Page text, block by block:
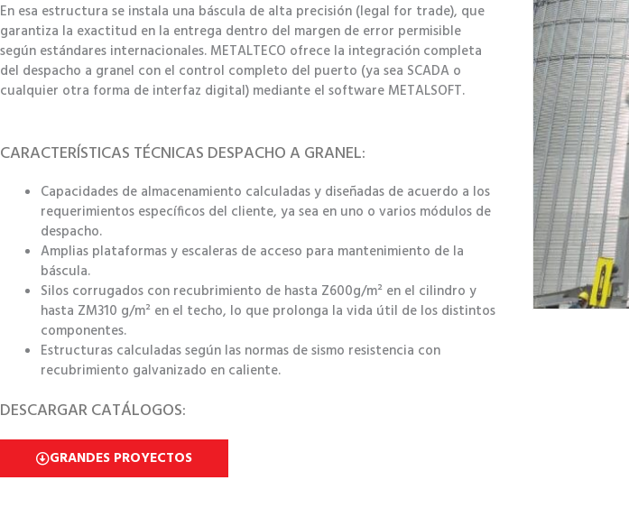
En esa estructura se instala una báscula de alta precisión (legal for trade), que
garantiza la exactitud en la entrega dentro del margen de error permisible
según estándares internacionales. METALTECO ofrece la integración completa
del despacho a granel con el control completo del puerto (ya sea SCADA o
cualquier otra forma de interfaz digital) mediante el software METALSOFT.
CARACTERÍSTICAS TÉCNICAS DESPACHO A GRANEL:
Capacidades de almacenamiento calculadas y diseñadas de acuerdo a los
requerimientos específicos del cliente, ya sea en uno o varios módulos de
despacho.
Amplias plataformas y escaleras de acceso para mantenimiento de la
báscula.
Silos corrugados con recubrimiento de hasta Z600g/m² en el cilindro y
hasta ZM310 g/m² en el techo, lo que prolonga la vida útil de los distintos
componentes.
Estructuras calculadas según las normas de sismo resistencia con
recubrimiento galvanizado en caliente.
DESCARGAR CATÁLOGOS:
GRANDES PROYECTOS